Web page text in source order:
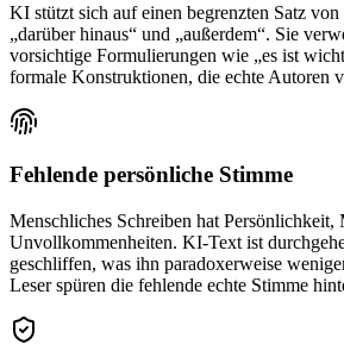
KI stützt sich auf einen begrenzten Satz
„darüber hinaus“ und „außerdem“. Sie
vorsichtige Formulierungen wie „es ist
formale Konstruktionen, die echte Autoren
Fehlende persönliche Stimme
Menschliches Schreiben hat Persönlichkeit,
Unvollkommenheiten. KI-Text ist
geschliffen, was ihn paradoxerweise
Leser spüren die fehlende echte Stimme